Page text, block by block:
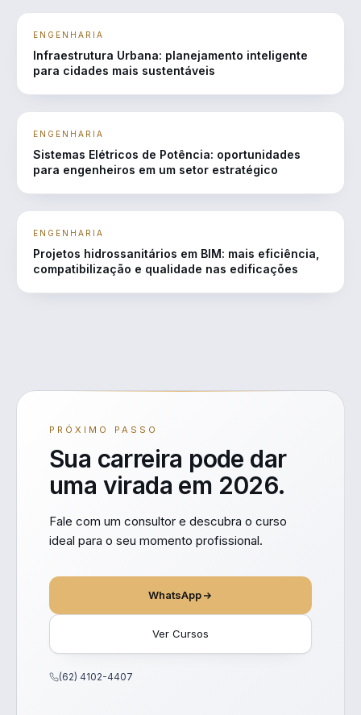
ENGENHARIA
Infraestrutura Urbana: planejamento inteligente
para cidades mais sustentáveis
ENGENHARIA
Sistemas Elétricos de Potência: oportunidades
para engenheiros em um setor estratégico
ENGENHARIA
Projetos hidrossanitários em BIM: mais eficiência,
compatibilização e qualidade nas edificações
PRÓXIMO PASSO
Sua carreira pode dar
uma virada em 2026.
Fale com um consultor e descubra o curso
ideal para o seu momento profissional.
WhatsApp
Ver Cursos
(62) 4102-4407